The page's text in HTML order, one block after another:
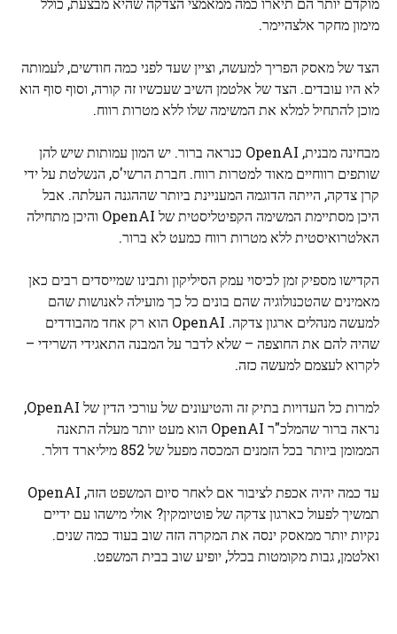
מימון מחקר אלצהיימר.
הצד של מאסק הפריך למעשה, וציין שעד לפני כמה חודשים, לעמותה
לא היו עובדים. הצד של אלטמן השיב שעכשיו זה קורה, וסוף סוף הוא
מוכן להתחיל למלא את המשימה שלו ללא מטרות רווח.
מבחינה מבנית, OpenAI כנראה ברור. יש המון עמותות שיש להן
שותפים רווחיים מאוד למטרות רווח. חברת הרשי'ס, הנשלטת על ידי
קרן צדקה, הייתה הדוגמה המעניינת ביותר שההגנה העלתה. אבל
היכן מסתיימת המשימה הקפיטליסטית של OpenAI והיכן מתחילה
האלטרואיסטית ללא מטרות רווח כמעט לא ברור.
הקדישו מספיק זמן לכיסוי עמק הסיליקון ותבינו שמייסדים רבים כאן
מאמינים שהטכנולוגיה שהם בונים כל כך מועילה לאנושות שהם
למעשה מנהלים ארגון צדקה. OpenAI הוא רק אחד מהבודדים
שהיה להם את החוצפה – שלא לדבר על המבנה התאגידי השרידי –
לקרוא לעצמם למעשה כזה.
למרות כל העדויות בתיק זה והטיעונים של עורכי הדין של OpenAI,
נראה ברור שהמלכ"ר OpenAI הוא מעט יותר מעלה התאנה
הממומן ביותר בכל הזמנים המכסה מפעל של 852 מיליארד דולר.
עד כמה יהיה אכפת לציבור אם לאחר סיום המשפט הזה, OpenAI
תמשיך לפעול כארגון צדקה של פוטיומקין? אולי מישהו עם ידיים
נקיות יותר ממאסק ינסה את המקרה הזה שוב בעוד כמה שנים.
ואלטמן, גבות מקומטות בכלל, יופיע שוב בבית המשפט.